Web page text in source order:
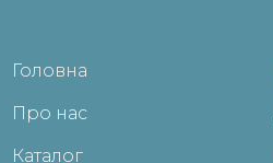
Головна
Про нас
Каталог